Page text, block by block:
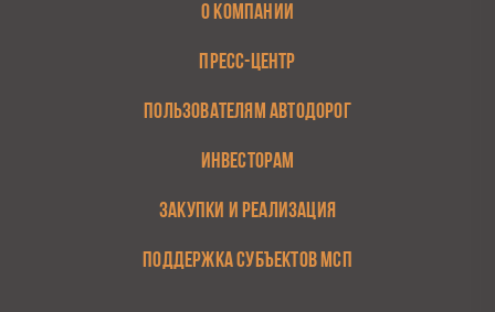
О КОМПАНИИ
ПРЕСС-ЦЕНТР
ПОЛЬЗОВАТЕЛЯМ АВТОДОРОГ
ИНВЕСТОРАМ
ЗАКУПКИ И РЕАЛИЗАЦИЯ
ПОДДЕРЖКА СУБЪЕКТОВ МСП